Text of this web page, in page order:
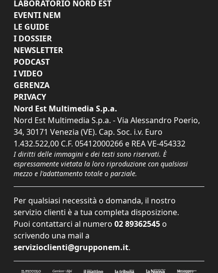
LABORATORIO NORD EST
EVENTI NEM
LE GUIDE
I DOSSIER
NEWSLETTER
PODCAST
I VIDEO
GERENZA
PRIVACY
Nord Est Multimedia S.p.a.
Nord Est Multimedia S.p.a. - Via Alessandro Poerio,
34, 30171 Venezia (VE). Cap. Soc. i.v. Euro
1.432.522,00 C.F. 05412000266 e REA VE-454332
I diritti delle immagini e dei testi sono riservati. È
espressamente vietata la loro riproduzione con qualsiasi
mezzo e l'adattamento totale o parziale.
Per qualsiasi necessità o domanda, il nostro
servizio clienti è a tua completa disposizione.
Puoi contattarci al numero 02 89362545 o
scrivendo una mail a
servizioclienti@grupponem.it.